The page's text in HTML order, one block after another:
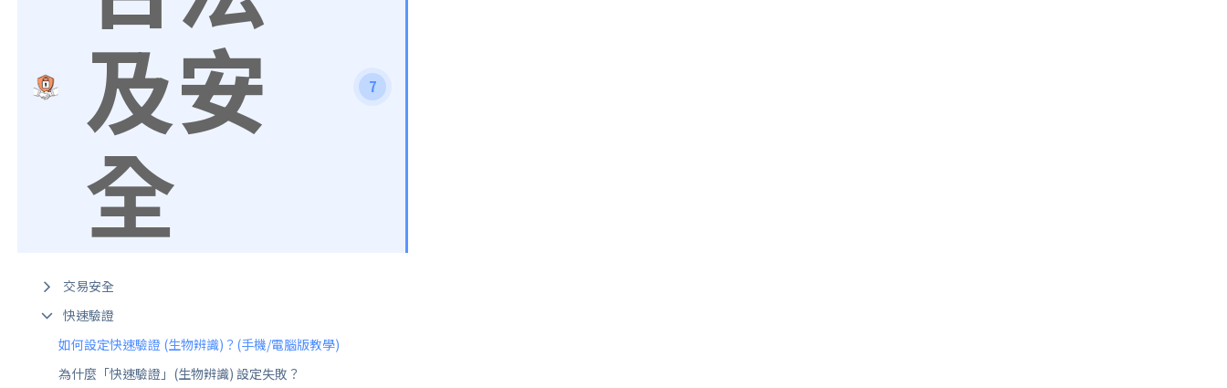
及安
全
7
交易安全
快速驗證
如何設定快速驗證 (生物辨識)？(手機/電腦版教學)
為什麼「快速驗證」(生物辨識) 設定失敗？